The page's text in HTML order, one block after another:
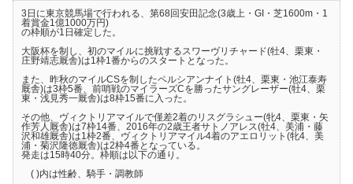
3日に東京競馬場で行われる、第68回安田記念(3歳上・GI・芝1600m・1
着賞金1億1000万円)
の枠順が1日確定した。
大阪杯を制し、初のマイルに挑戦するスワーヴリチャード(牡4、栗東・
庄野靖志厩舎)は1枠1番からのスタートとなった。
また、昨秋のマイルCSを制したペルシアンナイト(牡4、栗東・池江泰寿
厩舎)は3枠5番、前哨戦のマイラーズCを勝ったサングレーザー(牡4、栗
東・浅見秀一厩舎)は8枠15番に入った。
その他、ヴィクトリアマイルで僅差2着のリスグラシュー(牝4、栗東・矢
作芳人厩舎)は7枠14番、2016年の2歳王者サトノアレス(牡4、美浦・藤
沢和雄厩舎)は1枠2番、ヴィクトリアマイル4着のアエロリット(牝4、美
浦・菊沢隆徳厩舎)は2枠4番となっている。
発走は15時40分。枠順は以下の通り。
( )内は性齢、騎手・調教師